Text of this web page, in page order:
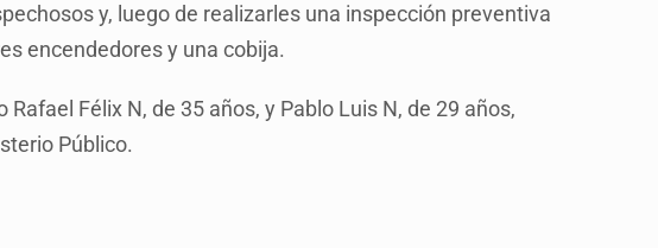
y, luego de realizarles una inspección preventiva
encendedores y una cobija.
Félix N, de 35 años, y Pablo Luis N, de 29 años,
Público.